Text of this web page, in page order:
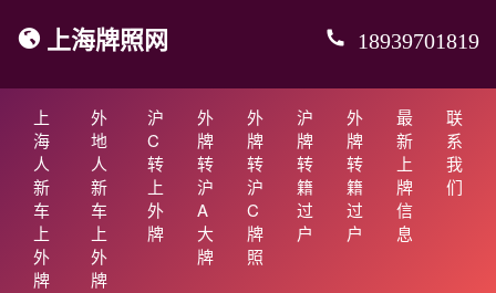
上海牌照网 18939701819
上
海
人
新
车
上
外
牌
外
地
人
新
车
上
外
牌
沪
C
转
上
外
牌
外
牌
转
沪
A
大
牌
外
牌
转
沪
C
牌
照
沪
牌
转
籍
过
户
外
牌
转
籍
过
户
最
新
上
牌
信
息
联
系
我
们